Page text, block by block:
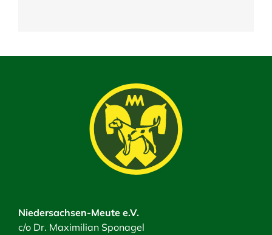
Niedersachsen-Meute e.V.
c/o Dr. Maximilian Sponagel